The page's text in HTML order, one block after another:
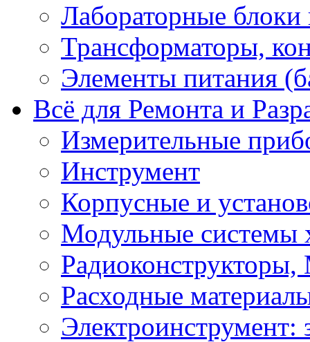
Лабораторные блоки
Трансформаторы,
Элементы питания
Всё для Ремонта и
Измерительные
Инструмент
Корпусные и
Модульные системы
Расходные
Электроинструмент: